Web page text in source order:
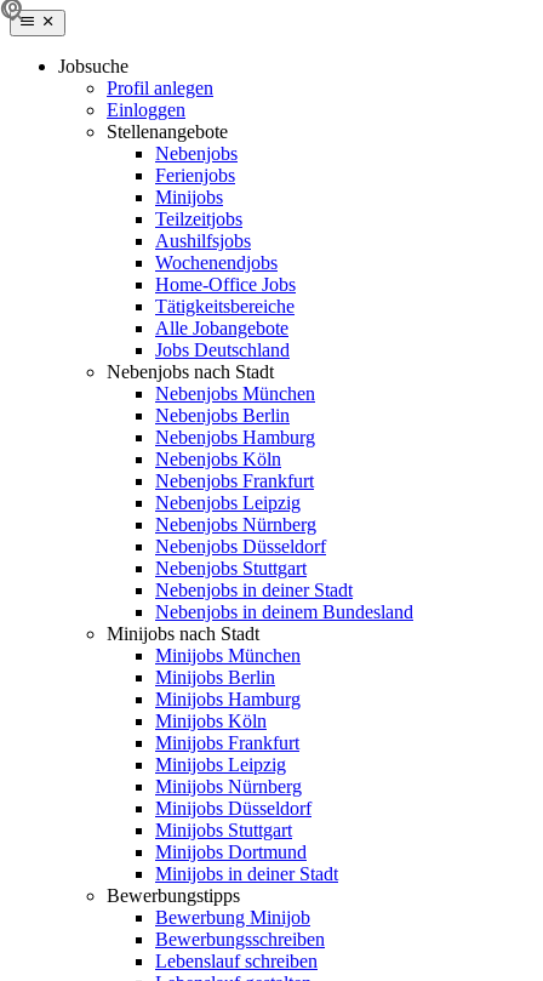
Jobsuche
Profil anlegen
Einloggen
Stellenangebote
Nebenjobs
Ferienjobs
Minijobs
Teilzeitjobs
Aushilfsjobs
Wochenendjobs
Home-Office Jobs
Tätigkeitsbereiche
Alle Jobangebote
Jobs Deutschland
Nebenjobs nach Stadt
Nebenjobs München
Nebenjobs Berlin
Nebenjobs Hamburg
Nebenjobs Köln
Nebenjobs Frankfurt
Nebenjobs Leipzig
Nebenjobs Nürnberg
Nebenjobs Düsseldorf
Nebenjobs Stuttgart
Nebenjobs in deiner Stadt
Nebenjobs in deinem Bundesland
Minijobs nach Stadt
Minijobs München
Minijobs Berlin
Minijobs Hamburg
Minijobs Köln
Minijobs Frankfurt
Minijobs Leipzig
Minijobs Nürnberg
Minijobs Düsseldorf
Minijobs Stuttgart
Minijobs Dortmund
Minijobs in deiner Stadt
Bewerbungstipps
Bewerbung Minijob
Bewerbungsschreiben
Lebenslauf schreiben